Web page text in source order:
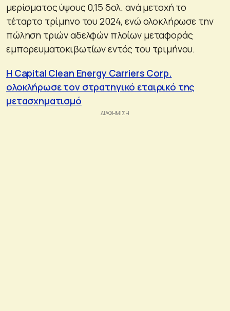
μερίσματος ύψους 0,15 δολ. ανά μετοχή το
τέταρτο τρίμηνο του 2024, ενώ ολοκλήρωσε την
πώληση τριών αδελφών πλοίων μεταφοράς
εμπορευματοκιβωτίων εντός του τριμήνου.
Η Capital Clean Energy Carriers Corp.
ολοκλήρωσε τον στρατηγικό εταιρικό της
μετασχηματισμό